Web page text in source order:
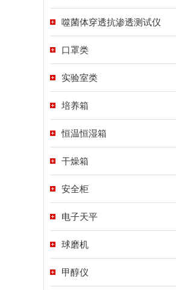
噬菌体穿透抗渗透测试仪
口罩类
实验室类
培养箱
恒温恒湿箱
干燥箱
安全柜
电子天平
球磨机
甲醇仪